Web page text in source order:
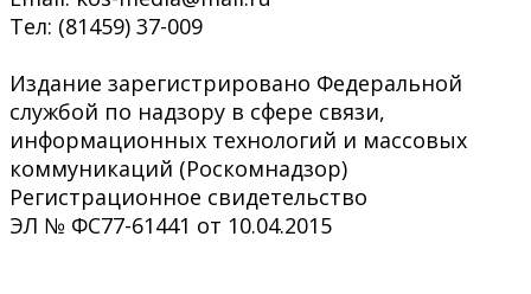
Тел: (81459) 37-009
Издание зарегистрировано Федеральной
службой по надзору в сфере связи,
информационных технологий и массовых
коммуникаций (Роскомнадзор)
Регистрационное свидетельство
ЭЛ № ФС77-61441 от 10.04.2015